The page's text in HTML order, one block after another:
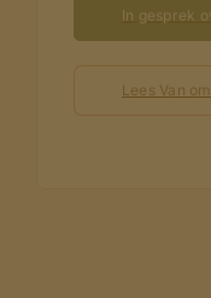
In gesprek
Lees Van